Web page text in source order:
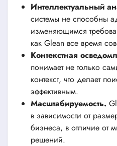
Интеллектуальный
системы не способны
изменяющимся
как Glean все время
Контекстная
понимает не только
контекст, что делает
эффективным.
Масштабируемость.
в зависимости от
бизнеса, в отличие от
решений.